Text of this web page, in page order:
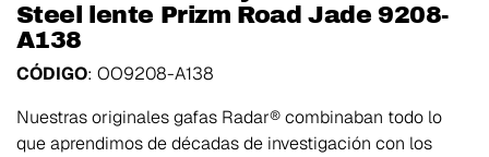
Steel lente Prizm Road Jade 9208-
A138
CÓDIGO: OO9208-A138
Nuestras originales gafas Radar® combinaban todo lo
que aprendimos de décadas de investigación con los